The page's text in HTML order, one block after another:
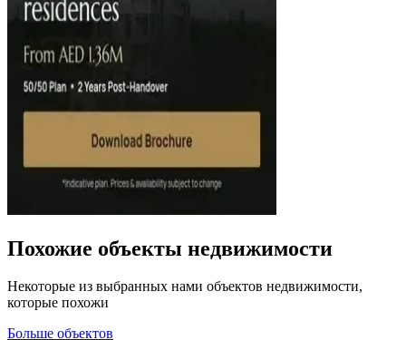
Похожие объекты недвижимости
Некоторые из выбранных нами объектов недвижимости,
которые похожи
Больше объектов